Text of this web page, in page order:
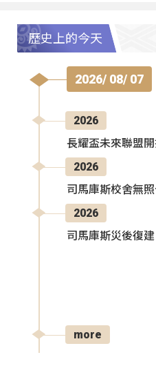
歷史上的今天
2026/ 08/ 07
2026
長耀盃未來聯盟
2026
司馬庫斯校舍無
2026
司馬庫斯災後復
more